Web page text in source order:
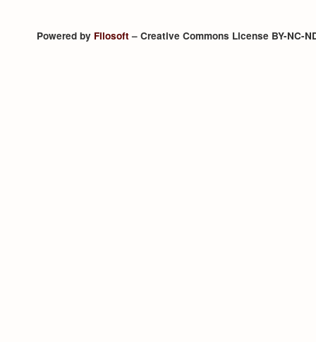
Powered by Filosoft– Creative Commons License BY-NC-